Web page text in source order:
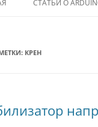
СТАТЬИ О
КРЕН